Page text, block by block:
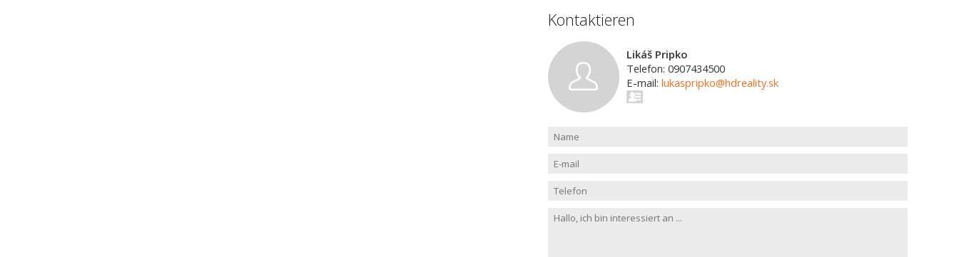
Kontaktieren
Likáš Pripko
Telefon: 0907434500
E-mail: lukaspripko@hdreality.sk